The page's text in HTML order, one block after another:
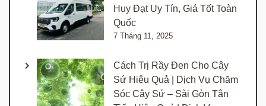
Huy Đạt Uy Tín, Giá Tốt Toàn
Quốc
7 Tháng 11, 2025
Cách Trị Rầy Đen Cho Cây
Sứ Hiệu Quả | Dịch Vụ Chăm
Sóc Cây Sứ – Sài Gòn Tân